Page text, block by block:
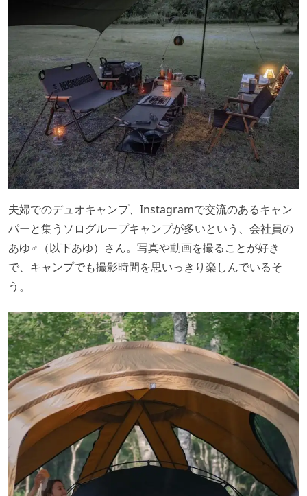
夫婦でのデュオキャンプ、Instagramで交流のあるキャン
パーと集うソログループキャンプが多いという、会社員の
あゆ♂（以下あゆ）さん。写真や動画を撮ることが好き
で、キャンプでも撮影時間を思いっきり楽しんでいるそ
う。